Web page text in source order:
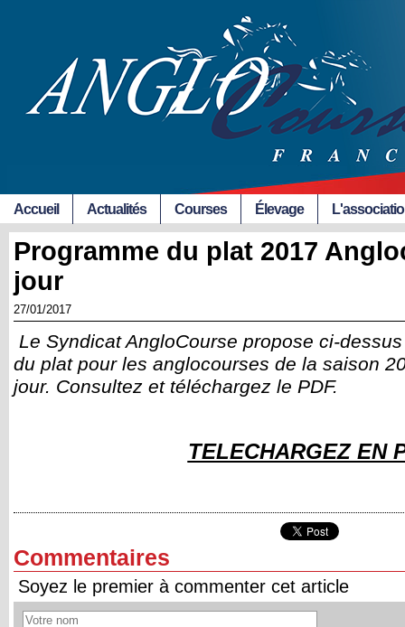
Accueil Actualités Courses Élevage
Programme du plat 2017
jour
27/01/2017
Le Syndicat AngloCourse propose ci-
du plat pour les anglocourses de la saison
jour. Consultez et téléchargez le PDF.
TELECHARGEZ EN
Commentaires
Soyez le premier à commenter cet article